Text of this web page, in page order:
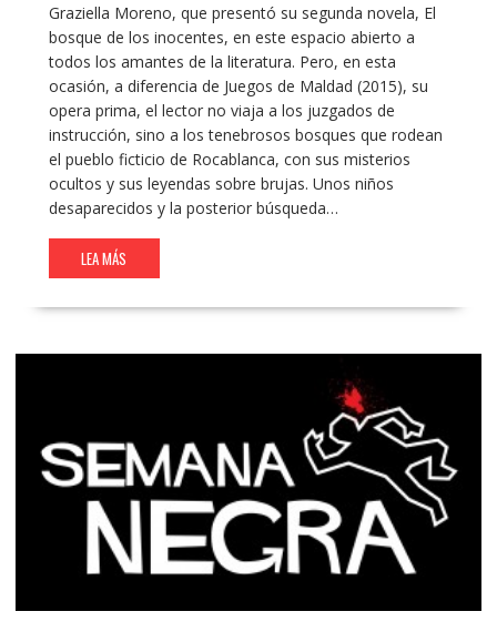
Graziella Moreno, que presentó su segunda novela, El
bosque de los inocentes, en este espacio abierto a
todos los amantes de la literatura. Pero, en esta
ocasión, a diferencia de Juegos de Maldad (2015), su
opera prima, el lector no viaja a los juzgados de
instrucción, sino a los tenebrosos bosques que rodean
el pueblo ficticio de Rocablanca, con sus misterios
ocultos y sus leyendas sobre brujas. Unos niños
desaparecidos y la posterior búsqueda…
LEA MÁS